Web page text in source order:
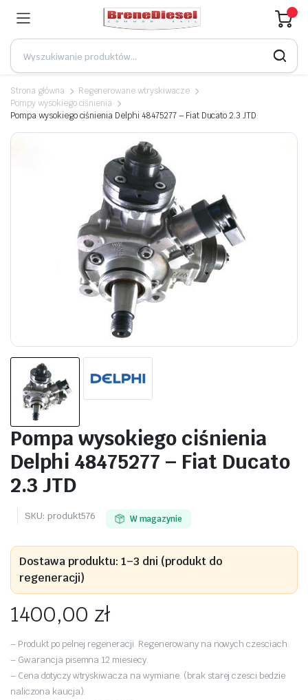
Strona główna
Regenerowane wtryskiwacze
Pompy wysokiego ciśnienia
Pompa wysokiego ciśnienia Delphi 48475277 – Fiat Ducato 2.3 JTD
Pompa wysokiego ciśnienia
Delphi 48475277 – Fiat Ducato
2.3 JTD
SKU: produkt576 W magazynie
Dostawa produktu: 1–3 dni (produkt do
regeneracji)
1400,00 zł
– Produkt po pelnej regeneracji. Regenerowany na nowych czesciach.
– Gwarancja pisemna 12 miesiecy.
– Cena dotyczy wtryskiwacza na wymiane. (brak starej czesci bedzie
naliczona kaucja).